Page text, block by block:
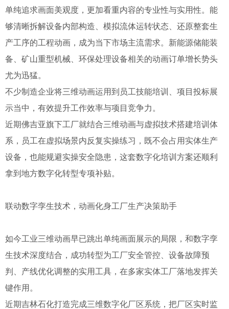
单纯追求画面美观度，更加看重内容的专业性与实用性。能
够清晰拆解设备内部构造、模拟流体运转状态、还原整套生
产工序的工程动画，成为当下市场主流需求。新能源储能装
备、矿山重型机械、环保处理设备相关的动画订单增长势头
尤为迅猛。
不少制造企业将三维动画运用到员工技能培训、项目投标展
示当中，有效提升工作效率与项目竞争力。
近期佛吉亚旗下工厂就结合三维动画与虚拟技术搭建培训体
系，员工在虚拟场景内反复实操练习，既不会占用实体生产
设备，也能规避实操安全隐患，这套数字化培训方案还顺利
拿到地方数字化转型专项补贴。
联动数字孪生技术，动画化身工厂生产决策助手
如今工业三维动画早已跳出单纯画面展示的局限，和数字孪
生技术深度结合，成功转型为工厂安全管控、设备故障预
判、产线优化调整的实用工具，在多家实体工厂落地发挥关
键作用。
近期吉林石化打造完成三维数字化厂区系统，把厂区实时监